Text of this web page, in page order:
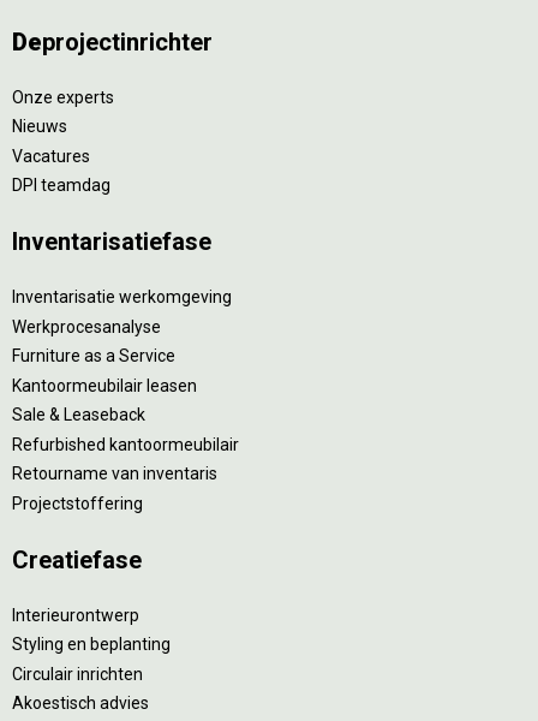
Deprojectinrichter
Onze experts
Nieuws
Vacatures
DPI teamdag
Inventarisatiefase
Inventarisatie werkomgeving
Werkprocesanalyse
Furniture as a Service
Kantoormeubilair leasen
Sale & Leaseback
Refurbished kantoormeubilair
Retourname van inventaris
Projectstoffering
Creatiefase
Interieurontwerp
Styling en beplanting
Circulair inrichten
Akoestisch advies